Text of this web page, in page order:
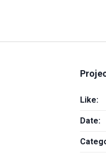
Like:
Date: